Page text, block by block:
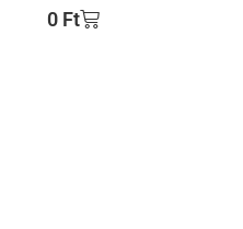
0 Ft